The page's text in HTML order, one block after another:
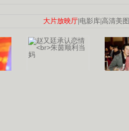
大片放映厅|电影库|高清美图